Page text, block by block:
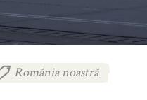
România noastră